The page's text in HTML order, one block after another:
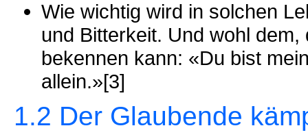
Wie wichtig wird in solchen
und Bitterkeit. Und wohl
bekennen kann: «Du bist
allein.»[3]
1.2 Der Glaubende